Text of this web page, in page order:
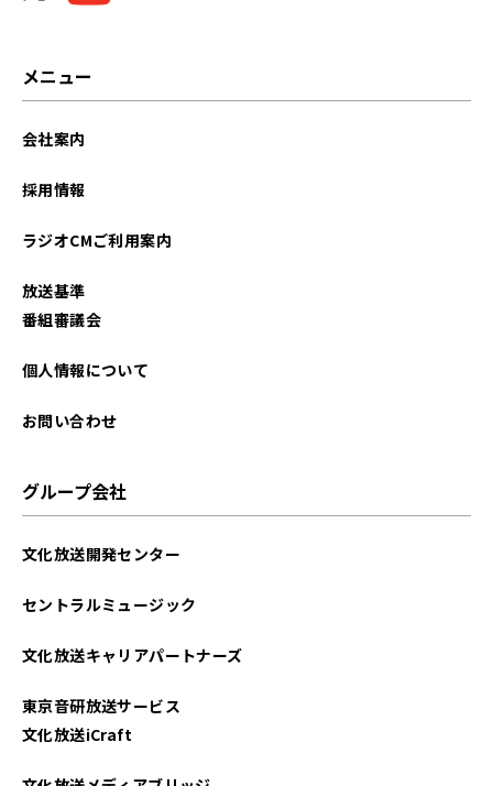
2025年05月
2025年02月
2024年09月
メニュー
会社案内
採用情報
ラジオCMご利用案内
放送基準
番組審議会
個人情報について
お問い合わせ
グループ会社
文化放送開発センター
セントラルミュージック
文化放送キャリアパートナーズ
東京音研放送サービス
文化放送iCraft